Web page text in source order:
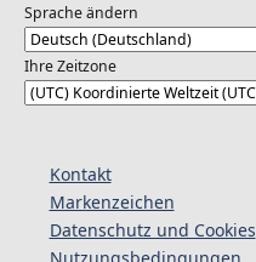
Sprache ändern
Ihre Zeitzone
Kontakt
Markenzeichen
Datenschutz und Cookies